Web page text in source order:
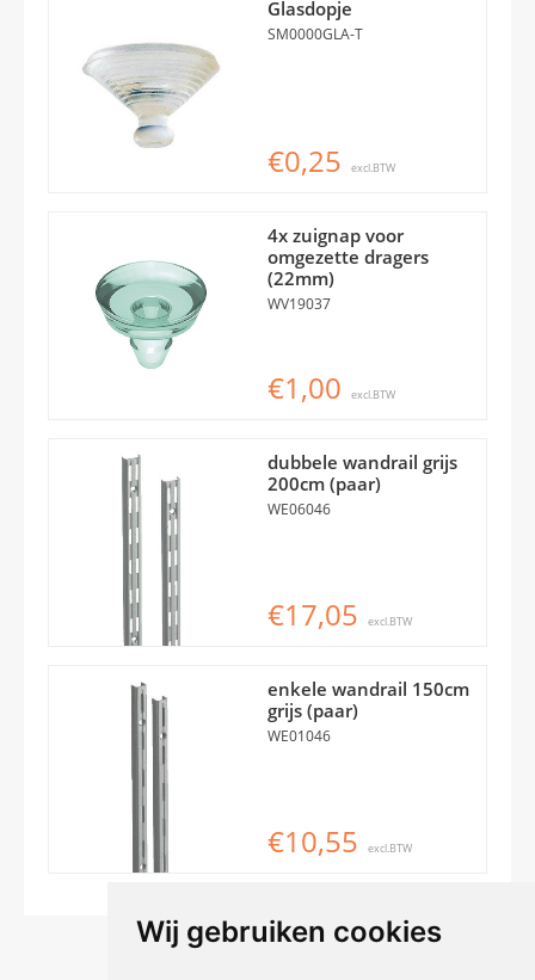
Wij gebruiken cookies
Glasdopje
SM0000GLA-T
€0,25 excl.BTW
4x zuignap voor
omgezette dragers
(22mm)
WV19037
€1,00 excl.BTW
dubbele wandrail grijs
200cm (paar)
WE06046
€17,05 excl.BTW
enkele wandrail 150cm
grijs (paar)
WE01046
€10,55 excl.BTW